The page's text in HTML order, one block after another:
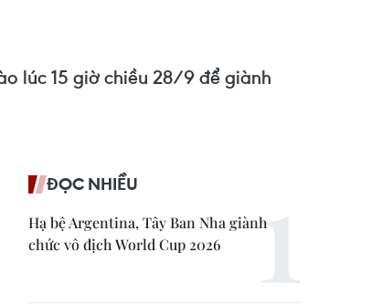
lúc 15 giờ chiều 28/9 để giành
ĐỌC NHIỀU
Hạ bệ Argentina, Tây Ban Nha giành
chức vô địch World Cup 2026